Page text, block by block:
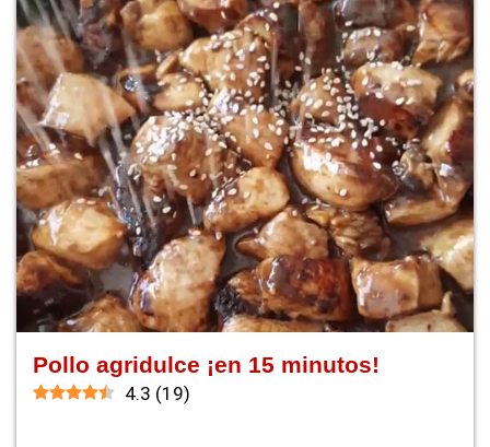
Pollo agridulce ¡en 15 minutos!
4.3 (19)